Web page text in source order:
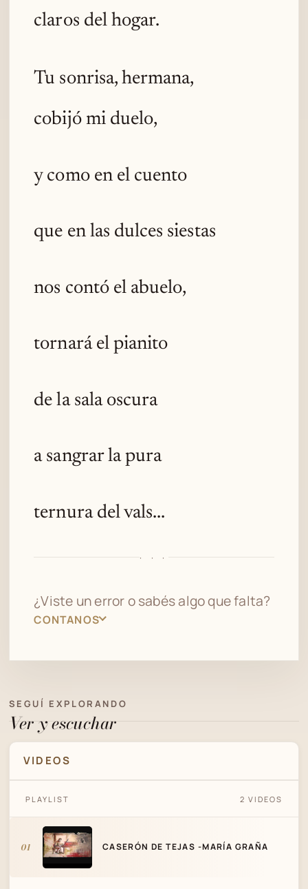
claros del hogar.
Tu sonrisa, hermana,
cobijó mi duelo,
y como en el cuento
que en las dulces siestas
nos contó el abuelo,
tornará el pianito
de la sala oscura
a sangrar la pura
ternura del vals...
· · ·
¿Viste un error o sabés algo que falta?
CONTANOS
SEGUÍ EXPLORANDO
Ver y escuchar
VIDEOS
CASERÓN DE TEJAS -MARÍA GRAÑA
PLAYLIST 2 VIDEOS
01 CASERÓN DE TEJAS -MARÍA GRAÑA